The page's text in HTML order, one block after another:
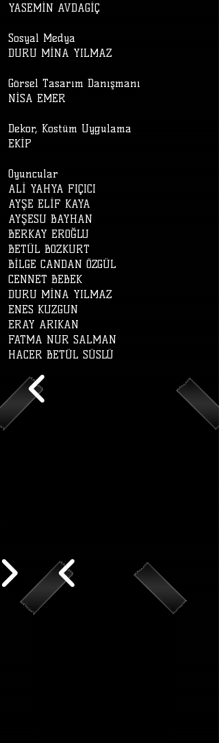
YASEMİN AVDAGİÇ
Sosyal Medya
DURU MİNA YILMAZ
Görsel Tasarım Danışmanı
NİSA EMER
Dekor, Kostüm Uygulama
EKİP
Oyuncular
ALİ YAHYA FIÇICI
AYŞE ELİF KAYA
AYŞESU BAYHAN
BERKAY EROĞLU
BETÜL BOZKURT
BİLGE CANDAN ÖZGÜL
CENNET BEBEK
DURU MİNA YILMAZ
ENES KUZGUN
ERAY ARIKAN
FATMA NUR SALMAN
HACER BETÜL SÜSLÜ